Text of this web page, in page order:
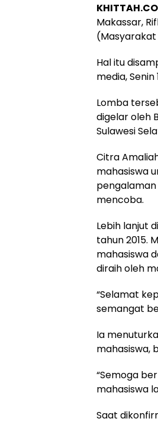
Makassar,
(Masyarakat
Hal itu
media, Senin
Lomba
digelar oleh
Sulawesi
Citra
mahasiswa
mencoba.
Lebih lanjut
tahun 2015.
mahasiswa
diraih oleh
“Selamat
semangat
Ia
mahasiswa,
“Semoga
mahasiswa
Saat